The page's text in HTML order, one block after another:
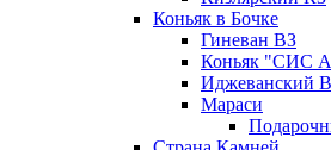
Коньяк в Бочке
Гиневан ВЗ
Коньяк "СИС
Иджеванский
Мараси